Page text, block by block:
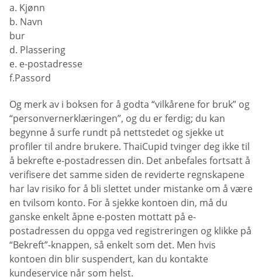
a. Kjønn
b. Navn
bur
d. Plassering
e. e-postadresse
f.Passord
Og merk av i boksen for å godta “vilkårene for bruk” og
“personvernerklæringen”, og du er ferdig; du kan
begynne å surfe rundt på nettstedet og sjekke ut
profiler til andre brukere. ThaiCupid tvinger deg ikke til
å bekrefte e-postadressen din. Det anbefales fortsatt å
verifisere det samme siden de reviderte regnskapene
har lav risiko for å bli slettet under mistanke om å være
en tvilsom konto. For å sjekke kontoen din, må du
ganske enkelt åpne e-posten mottatt på e-
postadressen du oppga ved registreringen og klikke på
“Bekreft”-knappen, så enkelt som det. Men hvis
kontoen din blir suspendert, kan du kontakte
kundeservice når som helst.